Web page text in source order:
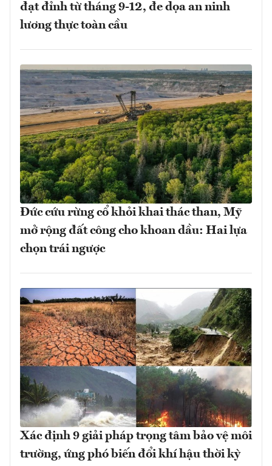
đạt đỉnh từ tháng 9-12, đe dọa an ninh
lương thực toàn cầu
Đức cứu rừng cổ khỏi khai thác than, Mỹ
mở rộng đất công cho khoan dầu: Hai lựa
chọn trái ngược
Xác định 9 giải pháp trọng tâm bảo vệ môi
trường, ứng phó biến đổi khí hậu thời kỳ